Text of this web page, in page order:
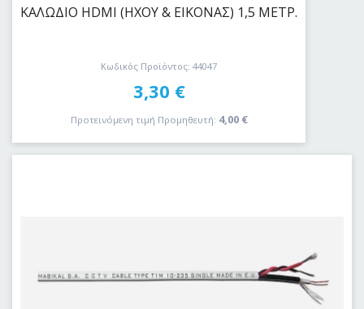
ΚΑΛΩΔΙΟ HDMI (ΗΧΟΥ & ΕΙΚΟΝΑΣ) 1,5 ΜΕΤΡ.
Κωδικός Προϊόντος: 44047
3,30 €
Προτεινόμενη τιμή Προμηθευτή: 4,00 €